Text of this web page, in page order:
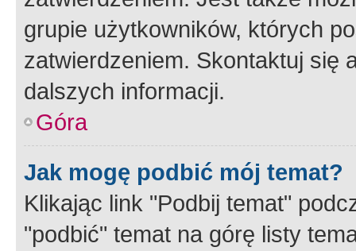
grupie użytkowników, których
zatwierdzeniem. Skontaktuj się
dalszych informacji.
Góra
Jak mogę podbić mój temat?
Klikając link "Podbij temat"
"podbić" temat na górę listy